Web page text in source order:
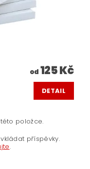
od 125 Kč
DETAIL
položce.
příspěvky.
.